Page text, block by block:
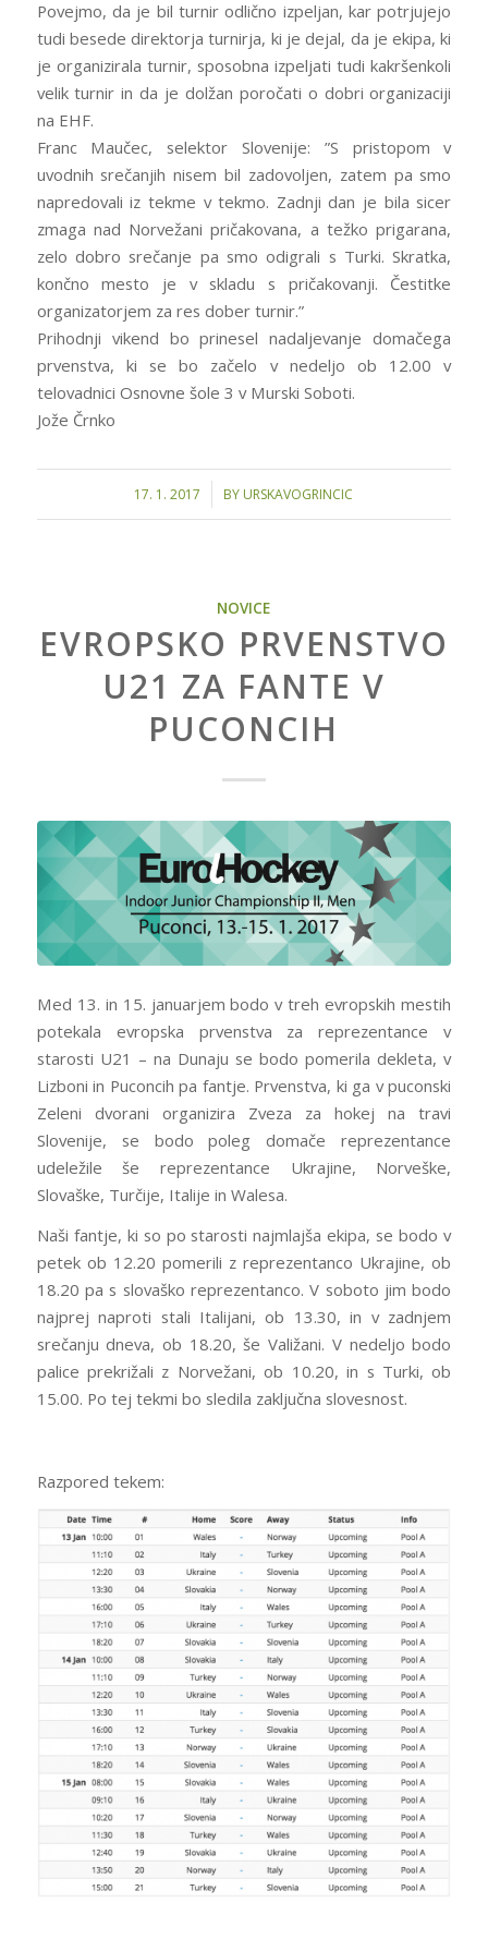
Povejmo, da je bil turnir odlično izpeljan, kar potrjujejo
tudi besede direktorja turnirja, ki je dejal, da je ekipa, ki
je organizirala turnir, sposobna izpeljati tudi kakršenkoli
velik turnir in da je dolžan poročati o dobri organizaciji
na EHF.
Franc Maučec, selektor Slovenije: ”S pristopom v
uvodnih srečanjih nisem bil zadovoljen, zatem pa smo
napredovali iz tekme v tekmo. Zadnji dan je bila sicer
zmaga nad Norvežani pričakovana, a težko prigarana,
zelo dobro srečanje pa smo odigrali s Turki. Skratka,
končno mesto je v skladu s pričakovanji. Čestitke
organizatorjem za res dober turnir.”
Prihodnji vikend bo prinesel nadaljevanje domačega
prvenstva, ki se bo začelo v nedeljo ob 12.00 v
telovadnici Osnovne šole 3 v Murski Soboti.
Jože Črnko
17. 1. 2017
/ BY URSKAVOGRINCIC
NOVICE
EVROPSKO PRVENSTVO
U21 ZA FANTE V
PUCONCIH
Med 13. in 15. januarjem bodo v treh evropskih mestih
potekala evropska prvenstva za reprezentance v
starosti U21 – na Dunaju se bodo pomerila dekleta, v
Lizboni in Puconcih pa fantje. Prvenstva, ki ga v puconski
Zeleni dvorani organizira Zveza za hokej na travi
Slovenije, se bodo poleg domače reprezentance
udeležile še reprezentance Ukrajine, Norveške,
Slovaške, Turčije, Italije in Walesa.
Naši fantje, ki so po starosti najmlajša ekipa, se bodo v
petek ob 12.20 pomerili z reprezentanco Ukrajine, ob
18.20 pa s slovaško reprezentanco. V soboto jim bodo
najprej naproti stali Italijani, ob 13.30, in v zadnjem
srečanju dneva, ob 18.20, še Valižani. V nedeljo bodo
palice prekrižali z Norvežani, ob 10.20, in s Turki, ob
15.00. Po tej tekmi bo sledila zaključna slovesnost.
Razpored tekem: